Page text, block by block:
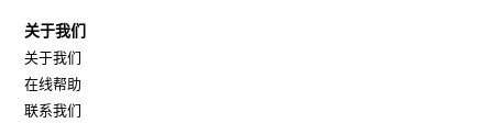
关于我们
关于我们
在线帮助
联系我们